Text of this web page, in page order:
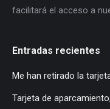
facilitará el acceso a
Entradas recientes
Me han retirado la
Tarjeta de